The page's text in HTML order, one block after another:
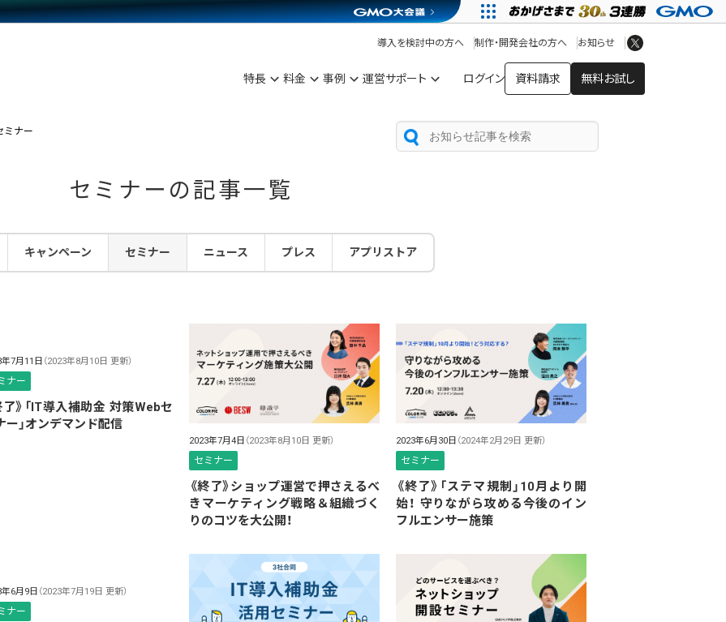
特長 料金 事例 運営サポート ログイン 資料請求 無料お試し
導入を検討中の方へ 制作・開発会社の方へ お知らせ
海外販売）
ながる集客
ヤリティを向上
との連携
雑貨販売 アプリストア
料金シミュレーション
連携代行
ヘルプを見る
ヘルプセンター
ミナー
セミナーの記事一覧
キャンペーン セミナー ニュース プレス アプリストア
年7月11日 （2023年8月10日 更新）
ナー
了》「IT導入補助金 対策Webセ
ー」オンデマンド配信
2023年7月4日 （2023年8月10日 更新）
セミナー
《終了》ショップ運営で押さえるべ
きマーケティング戦略＆組織づく
りのコツを大公開！
2023年6月30日 （2024年2月29日 更新）
セミナー
《終了》「ステマ規制」10月より開
始！ 守りながら攻める今後のイン
フルエンサー施策
6月9日 （2023年7月19日 更新）
ナー